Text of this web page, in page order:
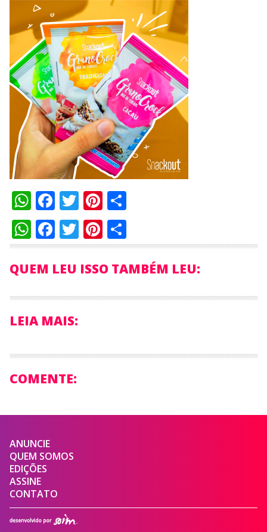
WhatsApp
Facebook
Twitter
Pinterest
Compartilhar
WhatsApp
Facebook
Twitter
Pinterest
Compartilhar
QUEM LEU ISSO TAMBÉM LEU:
LEIA MAIS:
COMENTE:
ANUNCIE
QUEM SOMOS
EDIÇÕES
ASSINE
CONTATO